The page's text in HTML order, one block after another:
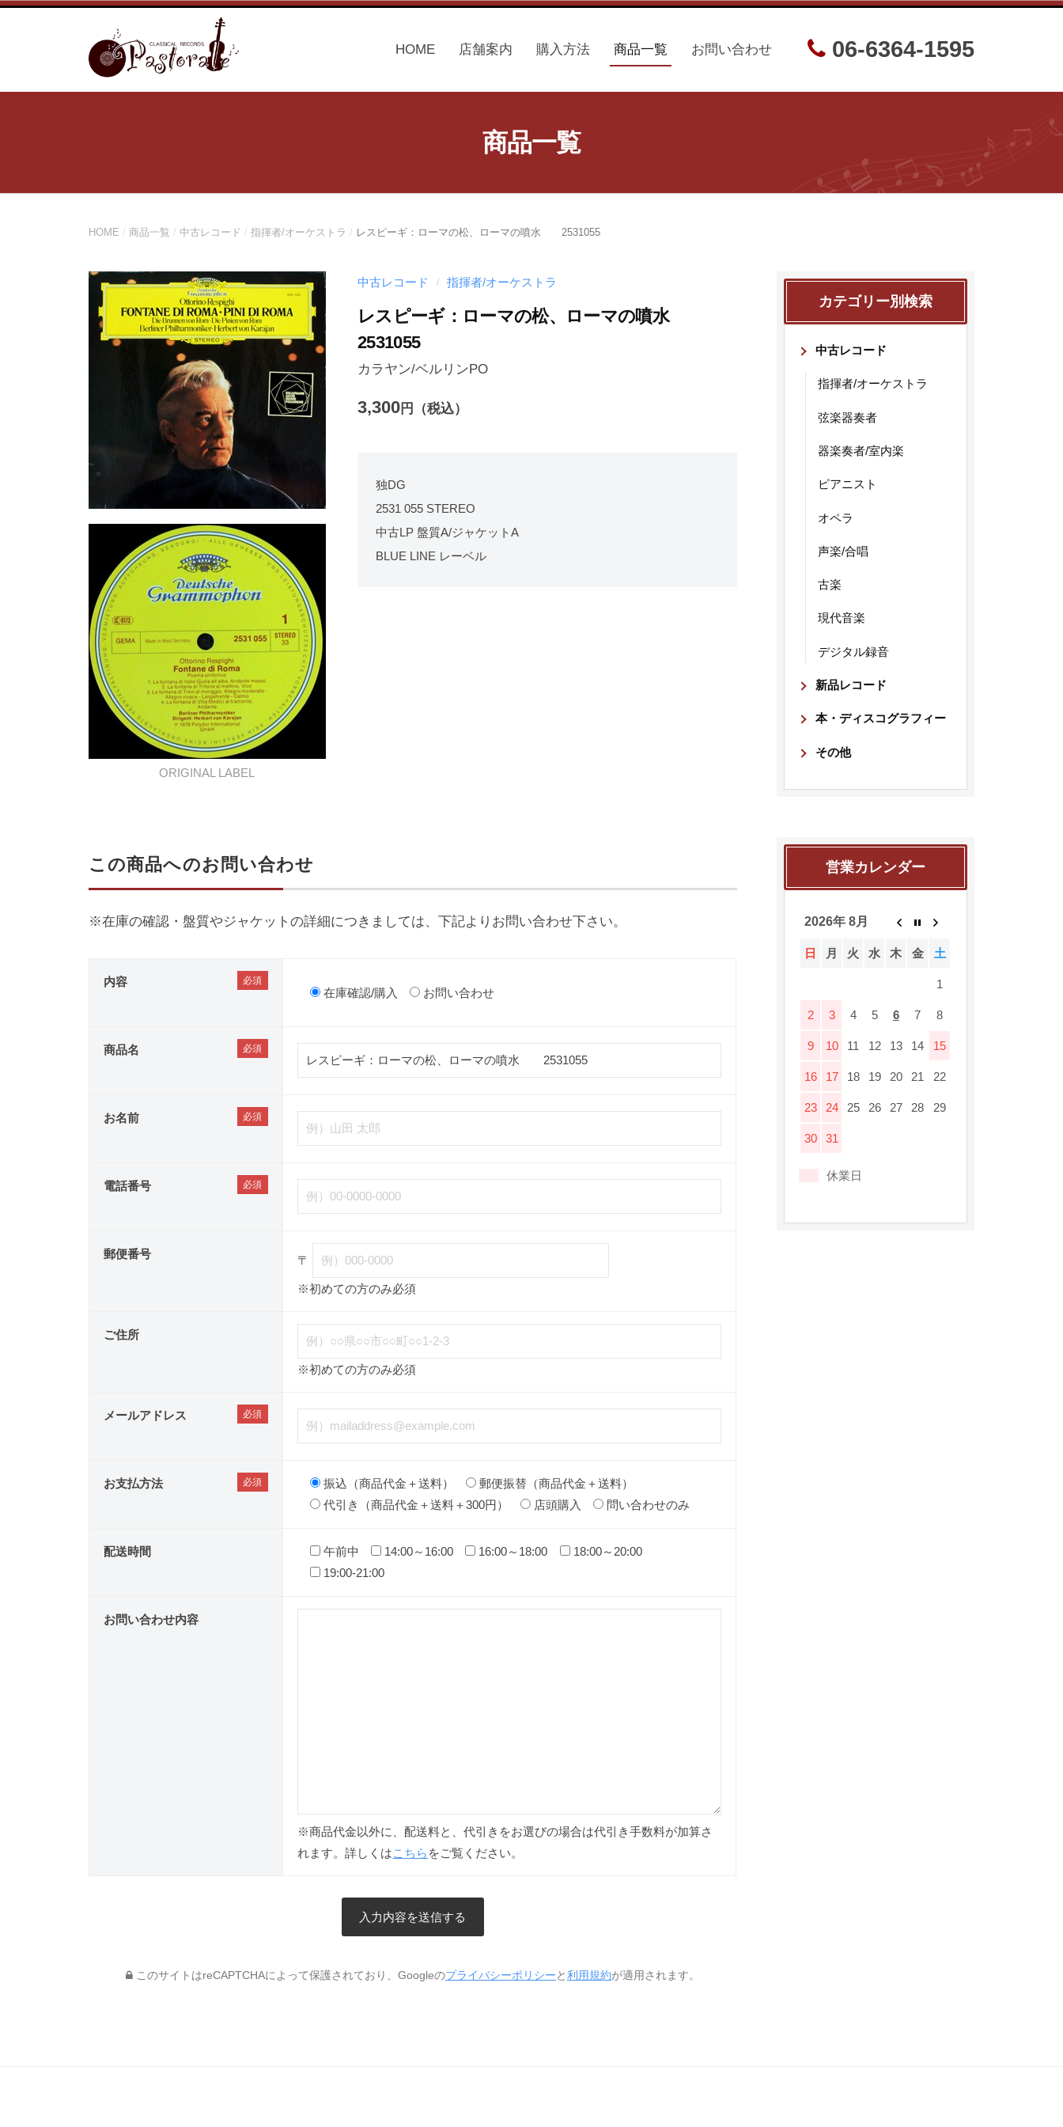
コ
HOME 店舗案内 購入方法 商品一覧 お問い合わせ 06-6364-1595
商品一覧
HOME / 商品一覧 / 中古レコード / 指揮者/オーケストラ / レスピーギ：ローマの松、ローマの噴水 2531055
中古レコード / 指揮者/オーケストラ
レスピーギ：ローマの松、ローマの噴水
2531055
カラヤン/ベルリンPO
3,300円（税込）
独DG
2531 055 STEREO
中古LP 盤質A/ジャケットA
BLUE LINE レーベル
ORIGINAL LABEL
この商品へのお問い合わせ
※在庫の確認・盤質やジャケットの詳細につきましては、下記よりお問い合わせ下さい。
内容
在庫確認/購入
お問い合わせ
商品名
お名前
電話番号
郵便番号 〒
※初めての方のみ必須
ご住所
※初めての方のみ必須
メールアドレス
お支払方法 振込（商品代金＋送料）
郵便振替（商品代金＋送料）
代引き（商品代金＋送料＋300円）
店頭購入 問い合わせのみ
配送時間 午前中 14:00～16:00 16:00～18:00
18:00～20:00
19:00-21:00
お問い合わせ内容
※商品代金以外に、配送料と、代引きをお選びの場合は代引き手数料が加算さ
れます。詳しくはこちら をご覧ください。
このサイトはreCAPTCHAによって保護されており、Googleのプライバシーポリシー と 利用規約が適用されます。
カテゴリー別検索
中古レコード
指揮者/オーケストラ
弦楽器奏者
器楽奏者/室内楽
ピアニスト
オペラ
声楽/合唱
古楽
現代音楽
デジタル録音
新品レコード
本・ディスコグラフィー
その他
営業カレンダー
2026年 8月
日 月 火 水 木 金 土
1
2 3 4 5 6 7 8
9 10 11 12 13 14 15
16 17 18 19 20 21 22
23 24 25 26 27 28 29
30 31
休業日